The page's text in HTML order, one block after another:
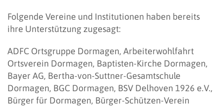
Folgende Vereine und Institutionen haben bereits
ihre Unterstützung zugesagt:
ADFC Ortsgruppe Dormagen, Arbeiterwohlfahrt
Ortsverein Dormagen, Baptisten-Kirche Dormagen,
Bayer AG, Bertha-von-Suttner-Gesamtschule
Dormagen, BGC Dormagen, BSV Delhoven 1926 e.V.,
Bürger für Dormagen, Bürger-Schützen-Verein